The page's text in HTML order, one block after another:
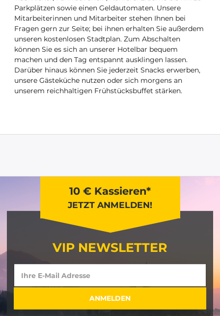
Parkplätzen sowie einen Geldautomaten. Unsere
Mitarbeiterinnen und Mitarbeiter stehen Ihnen bei
Fragen gern zur Seite; bei ihnen erhalten Sie außerdem
unseren kostenlosen Stadtplan. Zum Abschalten
können Sie es sich an unserer Hotelbar bequem
machen und den Tag entspannt ausklingen lassen.
Darüber hinaus können Sie jederzeit Snacks erwerben,
unsere Gästeküche nutzen oder sich morgens an
unserem reichhaltigen Frühstücksbuffet stärken.
10 € Kassieren*
JETZT ANMELDEN!
VIP NEWSLETTER